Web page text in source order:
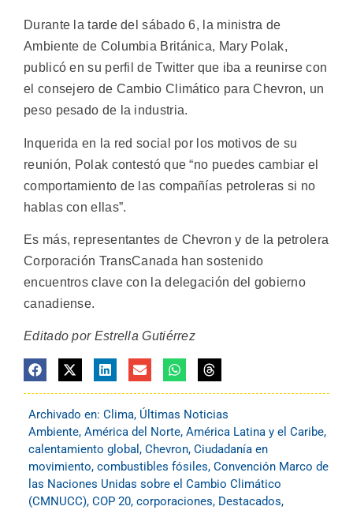
Durante la tarde del sábado 6, la ministra de
Ambiente de Columbia Británica, Mary Polak,
publicó en su perfil de Twitter que iba a reunirse con
el consejero de Cambio Climático para Chevron, un
peso pesado de la industria.
Inquerida en la red social por los motivos de su
reunión, Polak contestó que “no puedes cambiar el
comportamiento de las compañías petroleras si no
hablas con ellas”.
Es más, representantes de Chevron y de la petrolera
Corporación TransCanada han sostenido
encuentros clave con la delegación del gobierno
canadiense.
Editado por Estrella Gutiérrez
Archivado en: Clima, Últimas Noticias
Ambiente, América del Norte, América Latina y el Caribe,
calentamiento global , Chevron, Ciudadanía en
movimiento, combustibles fósiles, Convención Marco de
las Naciones Unidas sobre el Cambio Climático
(CMNUCC), COP 20, corporaciones, Destacados,